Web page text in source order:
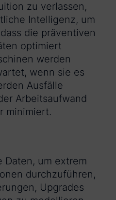
zu verlassen,
Intelligenz, um
die präventiven
optimiert
werden
wenn sie es
Ausfälle
Arbeitsaufwand
minimiert.
Daten, um extrem
durchzuführen,
Upgrades